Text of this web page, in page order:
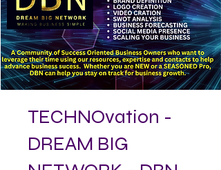
TECHNOvation -
DREAM BIG